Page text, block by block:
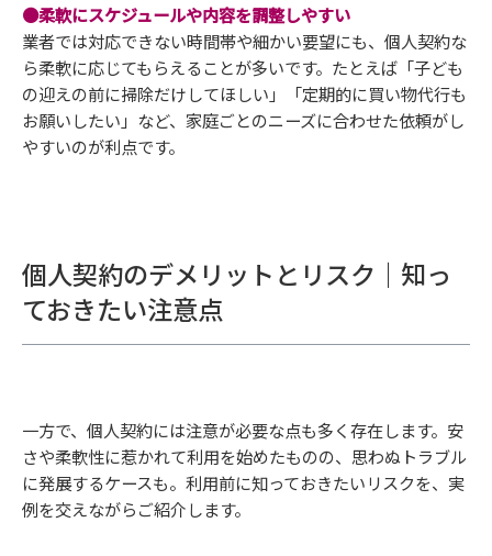
●柔軟にスケジュールや内容を調整しやすい
業者では対応できない時間帯や細かい要望にも、個人契約な
ら柔軟に応じてもらえることが多いです。たとえば「子ども
の迎えの前に掃除だけしてほしい」「定期的に買い物代行も
お願いしたい」など、家庭ごとのニーズに合わせた依頼がし
やすいのが利点です。
個人契約のデメリットとリスク｜知っ
ておきたい注意点
一方で、個人契約には注意が必要な点も多く存在します。安
さや柔軟性に惹かれて利用を始めたものの、思わぬトラブル
に発展するケースも。利用前に知っておきたいリスクを、実
例を交えながらご紹介します。